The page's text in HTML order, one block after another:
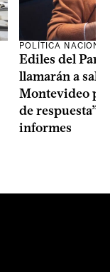
POLÍTICA
Ediles del
llamarán a sala
Montevideo
de respuesta”
informes